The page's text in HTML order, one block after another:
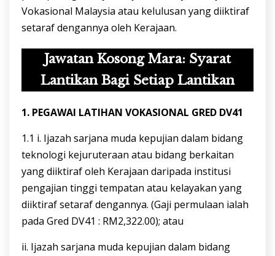
Vokasional Malaysia atau kelulusan yang diiktiraf
setaraf dengannya oleh Kerajaan.
Jawatan Kosong Mara: Syarat
Lantikan Bagi Setiap Lantikan
1. PEGAWAI LATIHAN VOKASIONAL GRED DV41
1.1 i. Ijazah sarjana muda kepujian dalam bidang
teknologi kejuruteraan atau bidang berkaitan
yang diiktiraf oleh Kerajaan daripada institusi
pengajian tinggi tempatan atau kelayakan yang
diiktiraf setaraf dengannya. (Gaji permulaan ialah
pada Gred DV41 : RM2,322.00); atau
ii. Ijazah sarjana muda kepujian dalam bidang